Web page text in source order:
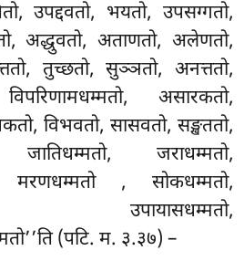
उपद्दवतो, भयतो, उपसग्गतो,
अद्धुवतो, अताणतो, अलेणतो,
तुच्छतो, सुञ्ञतो, अनत्ततो,
असारकतो,
विभवतो, सासवतो, सङ्खततो,
जातिधम्मतो, जराधम्मतो,
मरणधम्मतो , सोकधम्मतो,
उपायासधम्मतो,
(पटि. म. ३.३७) –